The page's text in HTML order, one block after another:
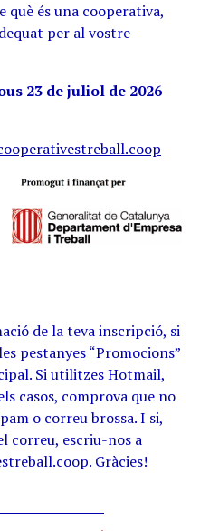
és una cooperativa,
per al vostre
23 de juliol de 2026
de la teva inscripció, si
pestanyes “Promocions”
Si utilitzes Hotmail,
casos, comprova que no
o correu brossa. I si,
correu, escriu-nos a
Gràcies!